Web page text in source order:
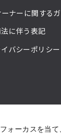
ーナーに関する
に伴う表記
バシーポリシー
ォーカスを当